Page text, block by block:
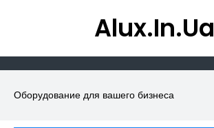
Alux.in.ua
Оборудование для вашего бизнеса